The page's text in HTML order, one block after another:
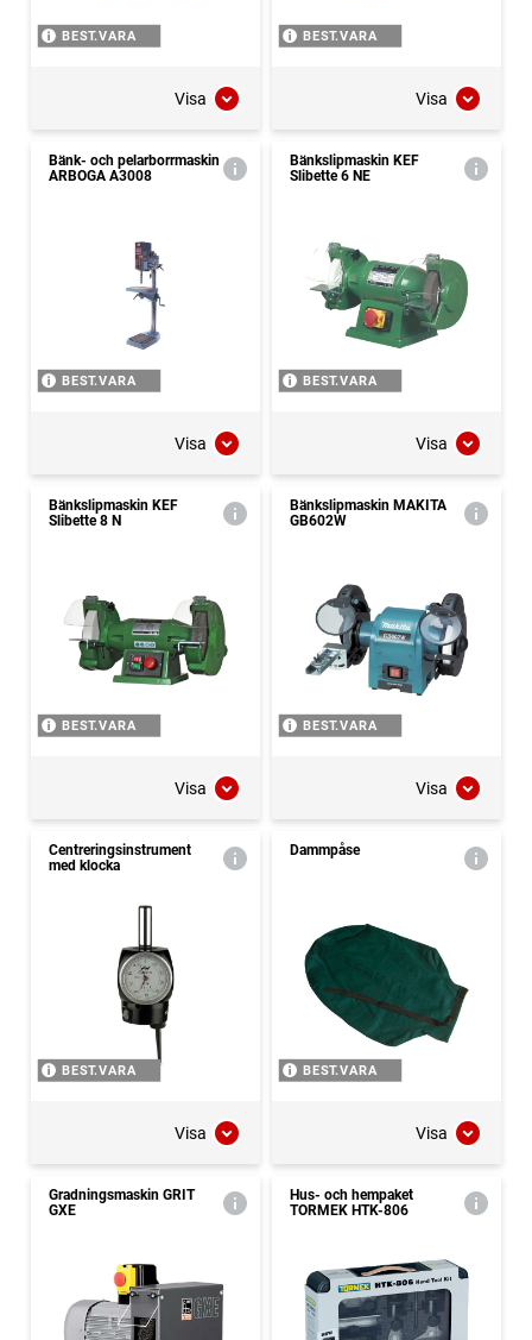
BEST.VARA
Visa
BEST.VARA
Visa
Bänk- och pelarborrmaskin
ARBOGA A3008
BEST.VARA
Visa
Bänkslipmaskin KEF
Slibette 6 NE
BEST.VARA
Visa
Bänkslipmaskin KEF
Slibette 8 N
BEST.VARA
Visa
Bänkslipmaskin MAKITA
GB602W
BEST.VARA
Visa
Centreringsinstrument
med klocka
BEST.VARA
Visa
Dammpåse
BEST.VARA
Visa
Gradningsmaskin GRIT
GXE
Hus- och hempaket
TORMEK HTK-806